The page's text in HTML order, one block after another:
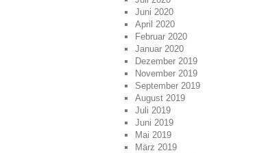
Juni 2020
April 2020
Februar 2020
Januar 2020
Dezember 2019
November 2019
September 2019
August 2019
Juli 2019
Juni 2019
Mai 2019
März 2019